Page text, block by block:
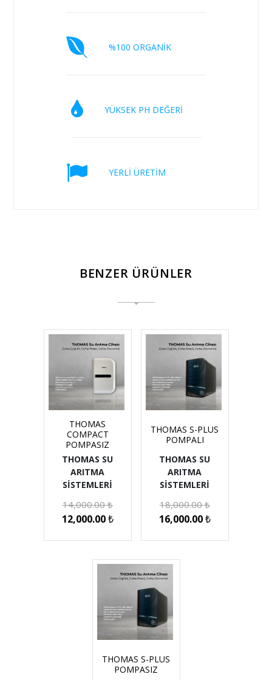
%100 ORGANİK
YÜKSEK PH DEĞERİ
YERLİ ÜRETİM
BENZER ÜRÜNLER
THOMAS
COMPACT
POMPASIZ
THOMAS SU
ARITMA
SİSTEMLERİ
14,000.00₺
12,000.00₺
THOMAS S-PLUS
POMPALI
THOMAS SU
ARITMA
SİSTEMLERİ
18,000.00₺
16,000.00₺
THOMAS S-PLUS
POMPASIZ